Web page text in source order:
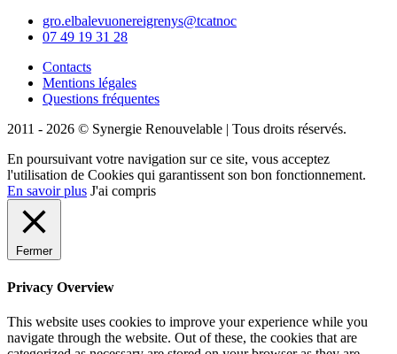
gro.elbalevuonereigrenys@tcatnoc
07 49 19 31 28
Contacts
Mentions légales
Questions fréquentes
2011 - 2026 © Synergie Renouvelable | Tous droits réservés.
En poursuivant votre navigation sur ce site, vous acceptez
l'utilisation de Cookies qui garantissent son bon fonctionnement.
En savoir plus J'ai compris
Fermer
Privacy Overview
This website uses cookies to improve your experience while you
navigate through the website. Out of these, the cookies that are